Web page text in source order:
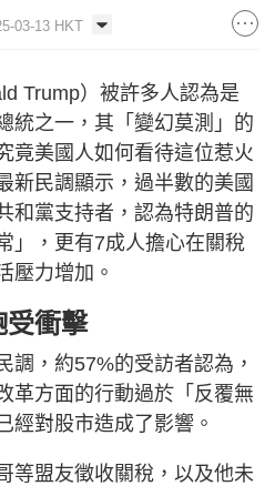
03-13 HKT
Trump）被許多人認為是
統之一，其「變幻莫測」的
竟美國人如何看待這位惹火
新民調顯示，過半數的美國
和黨支持者，認為特朗普的
」，更有7成人擔心在關稅
壓力增加。
受衝擊
調，約57%的受訪者認為，
革方面的行動過於「反覆無
經對股市造成了影響。
等盟友徵收關稅，以及他未